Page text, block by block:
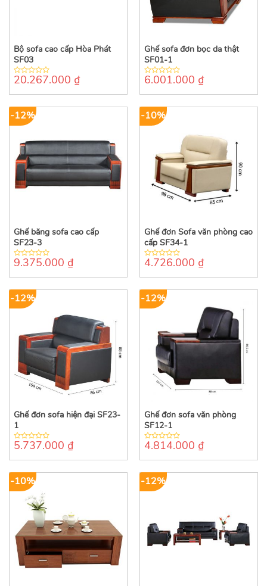
Bộ sofa cao cấp Hòa Phát
SF03
0
of
20.267.000 ₫
Ghế sofa đơn bọc da thật
SF01-1
0
of
6.001.000 ₫
-12%
Ghế băng sofa cao cấp
SF23-3
0
of
9.375.000 ₫
-10%
Ghế đơn Sofa văn phòng cao
cấp SF34-1
0
of
4.726.000 ₫
-12%
Ghế đơn sofa hiện đại SF23-
1
0
of
5.737.000 ₫
-12%
Ghế đơn sofa văn phòng
SF12-1
0
of
4.814.000 ₫
-10% -12%